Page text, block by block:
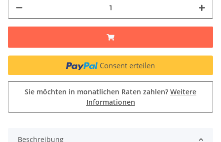
Consent erteilen
Sie möchten in monatlichen Raten zahlen? Weitere
Informationen
Beschreibung